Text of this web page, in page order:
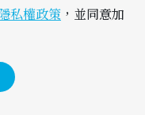
私權政策 ，並同意加